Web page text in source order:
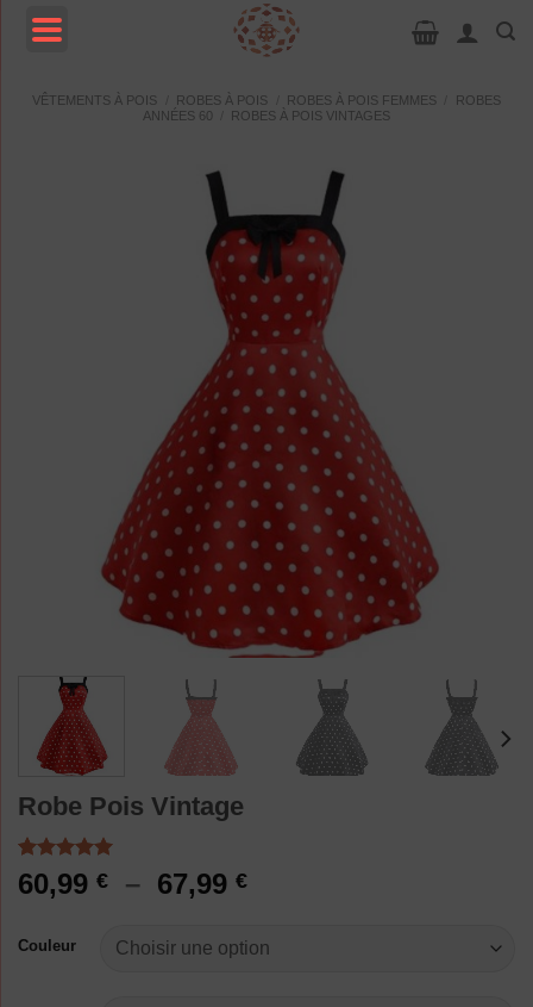
Passer
VÊTEMENTS À POIS ROBES À POIS ROBES À POIS FEMMES
ROBES
ANNÉES 60
ROBES À POIS VINTAGES
Robe Pois Vintage
Noté5.00
sur 5 basé
2
client
60,99 € – 67,99 €Plage
prix :
Couleur